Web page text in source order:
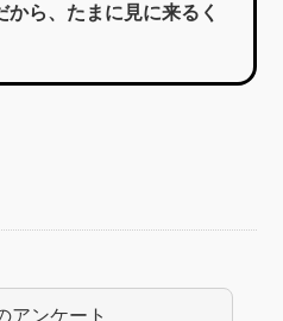
ら、たまに見に来るく
アンケート